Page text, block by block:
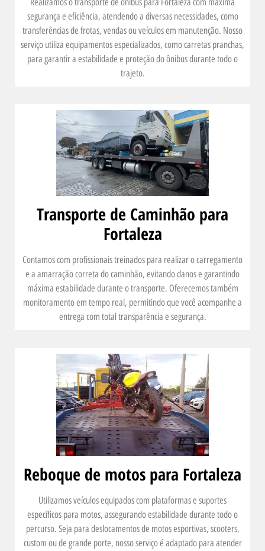
segurança e eficiência, atendendo a diversas necessidades, como
transferências de frotas, vendas ou veículos em manutenção. Nosso
serviço utiliza equipamentos especializados, como carretas pranchas,
para garantir a estabilidade e proteção do ônibus durante todo o
trajeto.
Transporte de Caminhão para
Fortaleza
Contamos com profissionais treinados para realizar o carregamento
e a amarração correta do caminhão, evitando danos e garantindo
máxima estabilidade durante o transporte. Oferecemos também
monitoramento em tempo real, permitindo que você acompanhe a
entrega com total transparência e segurança.
Reboque de motos para Fortaleza
Utilizamos veículos equipados com plataformas e suportes
específicos para motos, assegurando estabilidade durante todo o
percurso. Seja para deslocamentos de motos esportivas, scooters,
custom ou de grande porte, nosso serviço é adaptado para atender